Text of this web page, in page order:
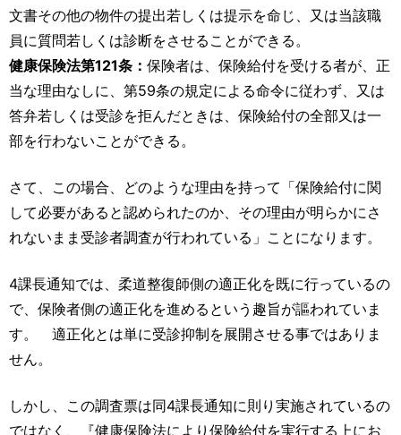
文書その他の物件の提出若しくは提示を命じ、又は当該職
員に質問若しくは診断をさせることができる。
健康保険法第121条： 保険者は、保険給付を受ける者が、正
当な理由なしに、第59条の規定による命令に従わず、又は
答弁若しくは受診を拒んだときは、保険給付の全部又は一
部を行わないことができる。
さて、この場合、どのような理由を持って「保険給付に関
して必要があると認められたのか、その理由が明らかにさ
れないまま受診者調査が行われている」ことになります。
4課長通知では、柔道整復師側の適正化を既に行っているの
で、保険者側の適正化を進めるという趣旨が謳われていま
す。 適正化とは単に受診抑制を展開させる事ではありま
せん。
しかし、この調査票は同4課長通知に則り実施されているの
ではなく、『健康保険法により保険給付を実行する上にお